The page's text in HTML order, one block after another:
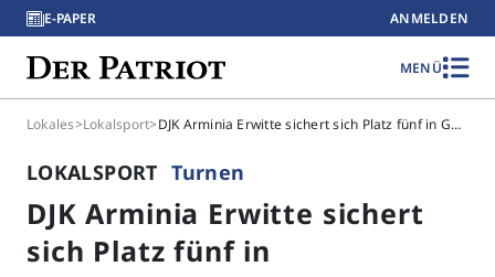
E-PAPER ANMELDEN
MENÜ
Lokales>Lokalsport> DJK Arminia Erwitte sichert sich Platz fünf in Gesamtwertung
LOKALSPORT Turnen
DJK Arminia Erwitte sichert
sich Platz fünf in